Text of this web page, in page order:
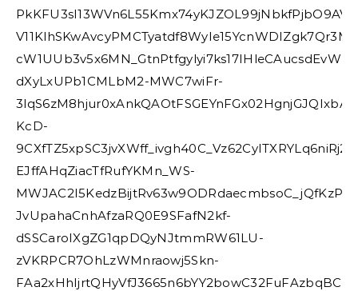
dXyLxUPb1CMLbM2-MWC7wiFr-
KcD-
EJffAHqZiacTfRufYKMn_WS-
JvUpahaCnhAfzaRQ0E9SFafN2kf-
dSSCaroIXgZG1qpDQyNJtmmRW61LU-
zVKRPCR7OhLzWMnraowj5Skn-